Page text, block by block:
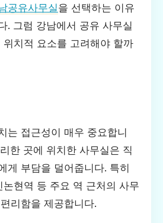
공유사무실을 선택하는 이유
. 그럼 강남에서 공유 사무실
치적 요소를 고려해야 할까
는 접근성이 매우 중요합니
한 곳에 위치한 사무실은 직
게 부담을 덜어줍니다. 특히
현역 등 주요 역 근처의 사무
리함을 제공합니다.